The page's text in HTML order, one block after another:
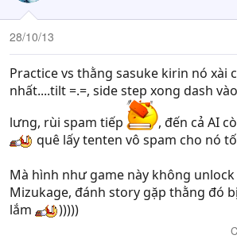
28/10/13
Practice vs thằng sasuke kirin nó xài
nhất....tilt =.=, side step xong dash
lưng, rùi spam tiếp
, đến cả AI
quê lấy tenten vô spam cho nó
Mà hình như game này không
Mizukage, đánh story gặp thằng đó
lắm
)))))